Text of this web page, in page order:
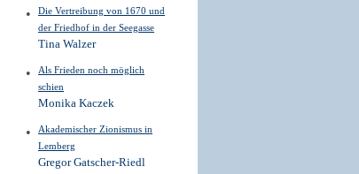
Die Vertreibung von 1670 und
der Friedhof in der Seegasse
Tina Walzer
Als Frieden noch möglich
schien
Monika Kaczek
Akademischer Zionismus in
Lemberg
Gregor Gatscher-Riedl